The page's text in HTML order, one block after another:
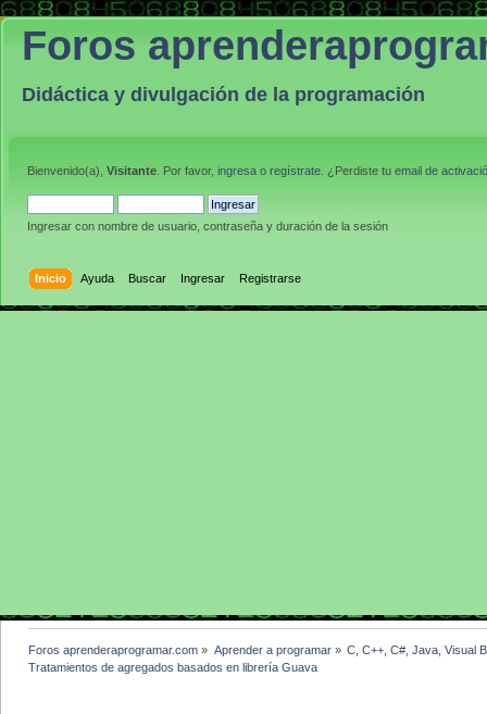
Foros
Didáctica y divulgación de la programación
Bienvenido(a), Visitante . Por favor, ingresa o regístrate . ¿Perdiste tu email de
Ingresar con nombre de usuario, contraseña y duración de la sesión
Inicio Ayuda Buscar Ingresar Registrarse
Foros aprenderaprogramar.com » Aprender a programar» C, C++, C#, Java, Visual
Tratamientos de agregados basados en librería Guava